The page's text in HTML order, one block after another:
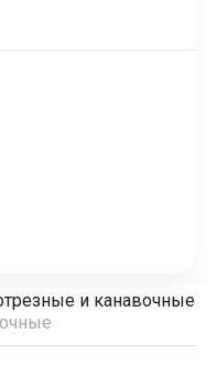
и канавочные